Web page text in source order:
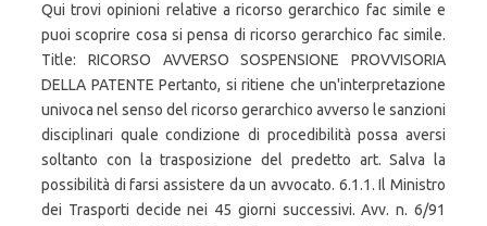
Qui trovi opinioni relative a ricorso gerarchico fac simile e
puoi scoprire cosa si pensa di ricorso gerarchico fac simile.
Title: RICORSO AVVERSO SOSPENSIONE PROVVISORIA
DELLA PATENTE Pertanto, si ritiene che un'interpretazione
univoca nel senso del ricorso gerarchico avverso le sanzioni
disciplinari quale condizione di procedibilità possa aversi
soltanto con la trasposizione del predetto art. Salva la
possibilità di farsi assistere da un avvocato. 6.1.1. Il Ministro
dei Trasporti decide nei 45 giorni successivi. Avv. n. 6/91